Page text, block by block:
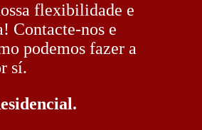
flexibilidade e
Contacte-nos e
podemos fazer a
sí.